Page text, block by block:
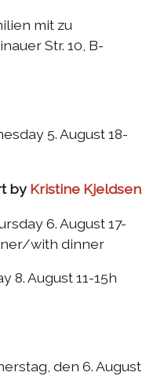
mit zu
Str. 10, B-
5. August 18-
by Kristine Kjeldsen
6. August 17-
with dinner
8. August 11-15h
den 6. August